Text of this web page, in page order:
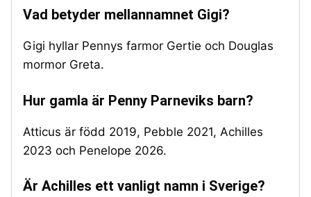
Vad betyder mellannamnet Gigi?
Gigi hyllar Pennys farmor Gertie och Douglas
mormor Greta.
Hur gamla är Penny Parneviks barn?
Atticus är född 2019, Pebble 2021, Achilles
2023 och Penelope 2026.
Är Achilles ett vanligt namn i Sverige?